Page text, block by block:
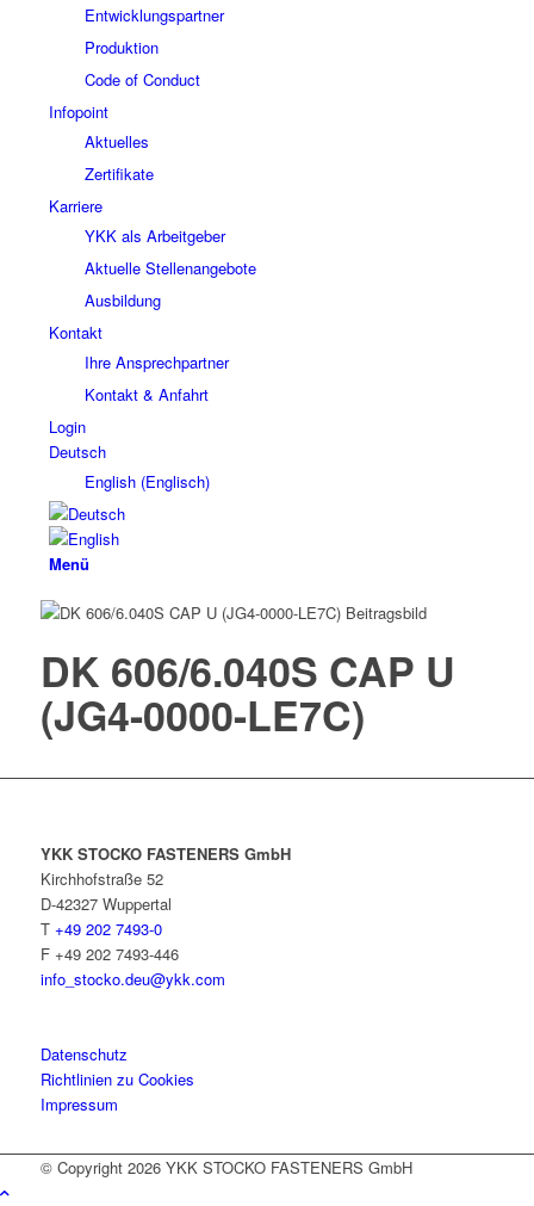
Entwicklungspartner
Produktion
Code of Conduct
Infopoint
Aktuelles
Zertifikate
Karriere
YKK als Arbeitgeber
Aktuelle Stellenangebote
Ausbildung
Kontakt
Ihre Ansprechpartner
Kontakt & Anfahrt
Login
Deutsch
English(Englisch)
Menü
DK 606/6.040S CAP U
(JG4-0000-LE7C)
YKK STOCKO FASTENERS GmbH
Kirchhofstraße 52
D-42327 Wuppertal
T +49 202 7493-0
F +49 202 7493-446
info_stocko.deu@ykk.com
Datenschutz
Richtlinien zu Cookies
Impressum
© Copyright 2026 YKK STOCKO FASTENERS GmbH